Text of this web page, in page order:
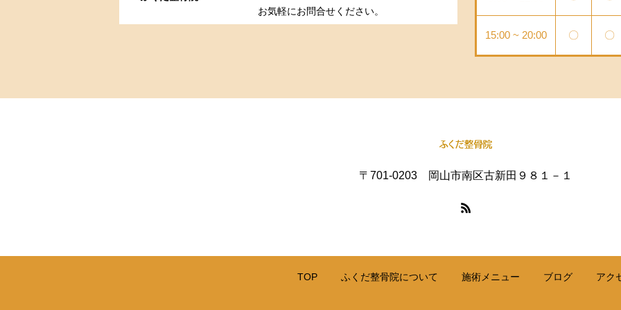
お気軽にお問合せください。
15:00 ~ 20:00 〇 〇
〒701-0203 岡山市南区古新田９８１－１
TOP ふくだ整骨院について 施術メニュー ブログ アク